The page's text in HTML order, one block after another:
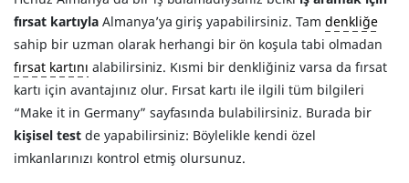
fırsat kartıylaAlmanya’ya giriş yapabilirsiniz. Tam denkliğe
sahip bir uzman olarak herhangi bir ön koşula tabi olmadan
fırsat kartını alabilirsiniz. Kısmi bir denkliğiniz varsa da fırsat
kartı için avantajınız olur. Fırsat kartı ile ilgili tüm bilgileri
“Make it in Germany” sayfasında bulabilirsiniz. Burada bir
kişisel testde yapabilirsiniz: Böylelikle kendi özel
imkanlarınızı kontrol etmiş olursunuz.